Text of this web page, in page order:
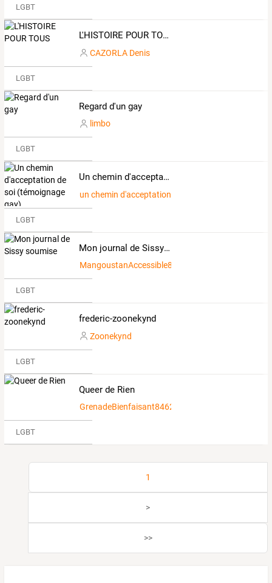
LGBT
L'HISTOIRE POUR TOUS
CAZORLA Denis
LGBT
Regard d'un gay
limbo
LGBT
Un chemin d'acceptation de soi (témoignage gay)
un chemin d'acceptation de soi
LGBT
Mon journal de Sissy soumise
MangoustanAccessible8466282
LGBT
frederic-zoonekynd
Zoonekynd
LGBT
Queer de Rien
GrenadeBienfaisant8462532
LGBT
1
>
>>